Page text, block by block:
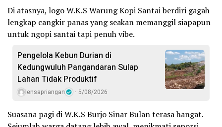
Di atasnya, logo W.K.S Warung Kopi Santai berdiri gagah
lengkap cangkir panas yang seakan memanggil siapapun
untuk ngopi santai tapi penuh vibe.
Pengelola Kebun Durian di
Kedungwuluh Pangandaran Sulap
Lahan Tidak Produktif ‎
lensapriangan 5/08/2026
Suasana pagi di W.K.S Burjo Sinar Bulan terasa hangat.